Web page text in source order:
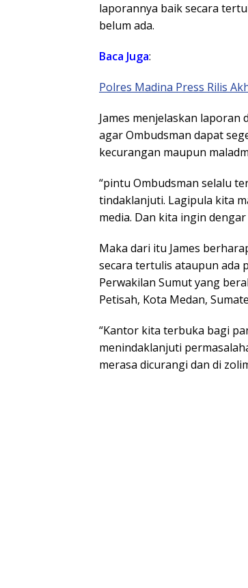
laporannya baik secara
belum ada.
Baca Juga:
Polres Madina Press Rilis
James menjelaskan laporan
agar Ombudsman dapat
kecurangan maupun
“pintu Ombudsman selalu
tindaklanjuti. Lagipula kita
media. Dan kita ingin
Maka dari itu James
secara tertulis ataupun ada
Perwakilan Sumut yang
Petisah, Kota Medan,
“Kantor kita terbuka bagi
menindaklanjuti
merasa dicurangi dan di